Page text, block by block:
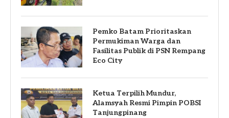
Pemko Batam Prioritaskan
Permukiman Warga dan
Fasilitas Publik di PSN Rempang
Eco City
Ketua Terpilih Mundur,
Alamsyah Resmi Pimpin POBSI
Tanjungpinang